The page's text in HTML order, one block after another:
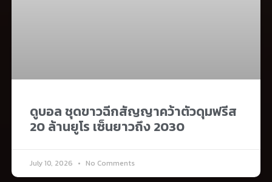
ดูบอล ชุดขาวฉีกสัญญาคว้าตัวดุมฟรีส
20 ล้านยูโร เซ็นยาวถึง 2030
July 10, 2026 No Comments